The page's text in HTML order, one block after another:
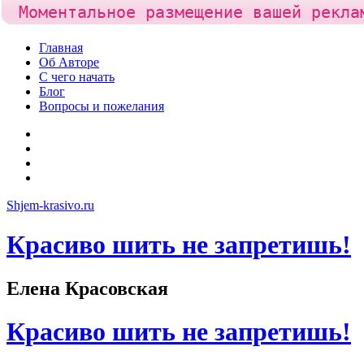
Skip
content
Главная
Об Авторе
С чего начать
Блог
Вопросы и пожелания
Shjem-krasivo.ru
Красиво шить не запретишь!
Елена Красовская
Красиво шить не запретишь!
Моментальное размещение вашей